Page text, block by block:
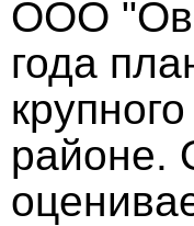
ООО
года
районе.